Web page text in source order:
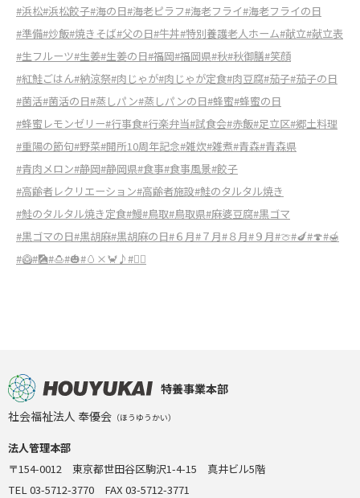
#浜松#浜松餃子#海の日#海老ピラフ#海老フライ#海老フライの日
#準備#炒飯#焼きそば#父の日#牛丼#特別養護老人ホーム#献立#献立表
#生フルーツ#生姜#生姜の日#福岡#福岡県#秋#秋御膳#笑顔
#紅鮭ごはん#納涼祭#肉じゃが#肉じゃが定食#肉豆腐#茄子#茄子の日
#菌活#菌活の日#蒸しパン#蒸しパンの日#蜂蜜#蜂蜜の日
#蜂蜜レモンゼリー#行事食#行楽弁当#試食会#赤飯#足立区#郷土料理
#重陽の節句#野菜#開所10周年記念#雑炊#雑煮#青森#青森県
#青肉メロン#静岡#静岡県#食事#食事風景#餃子
#高齢者レクリエーション#高齢者施設#鮭のタルタル焼き
#鮭のタルタル焼き定食#鰻#鳥取#鳥取県#麻婆豆腐#黒ゴマ
#黒ゴマの日#黒胡麻#黒胡麻の日#６月#７月#８月#９月#🍈#🍆#🍄#🍯
#🥝#🎑#🍮#🎃#🥚×🦀♪#🤸‍♀️
特養事業本部
社会福祉法人 奉優会 （ほうゆうかい）
法人管理本部
〒154-0012 東京都世田谷区駒沢1-4-15 真井ビル5階
TEL 03-5712-3770 FAX 03-5712-3771